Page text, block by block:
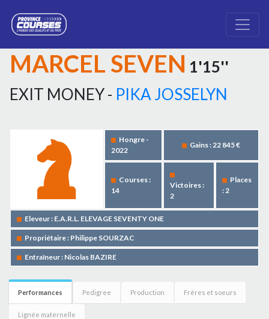
MARCEL SEVEN 1'15''
EXIT MONEY - PIKA JOSSELYN
Hongre -
2022
Gains : 22 845 €
Courses :
14
Victoires :
2
Places
: 2
Eleveur : E.A.R.L. ELEVAGE SEVENTY ONE
Propriétaire : Philippe SOURZAC
Entraîneur : Nicolas BAZIRE
Performances Pedigree Production Frères et soeurs
Lignée maternelle